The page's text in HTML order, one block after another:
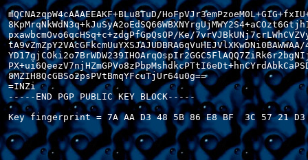
mQCNAzqpW4cAAAEEAKF+BLu8TuD/
pxawbcmOvo6qcHSq+c+zdgPfGpQsOP/Ke/
8MZIH8QcGBSo2psPVtBmqYFcuTjUr64u0g==
=INZi
-----END PGP PUBLIC KEY BLOCK-----
Key fingerprint = 7A AA D3 48 5B 86 E8 BF  3C 57 21 D3